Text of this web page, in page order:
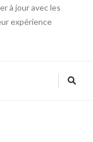
à jour avec les
expérience